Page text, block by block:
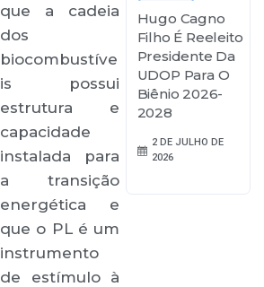
que a cadeia
dos
biocombustíve
is possui
estrutura e
capacidade
instalada para
a transição
energética e
que o PL é um
instrumento
de estímulo à
Hugo Cagno
Filho É Reeleito
Presidente Da
UDOP Para O
Biênio 2026-
2028
2 DE JULHO DE
2026